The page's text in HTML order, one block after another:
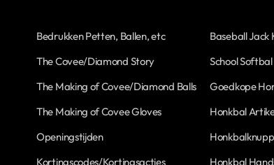
Bedrukken Petten, Ballen, etc
The Covee/Diamond Story
The Making of Covee/Diamond Balls
The Making of Covee Gloves
Openingstijden
Kortingscodes/Kortingsacties
Baseball Jack
School
Goedkope
Honkbal
Honkbal